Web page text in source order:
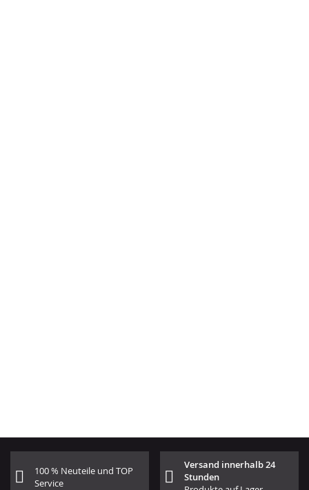
100 % Neuteile und TOP
Service
Versand innerhalb 24
Stunden